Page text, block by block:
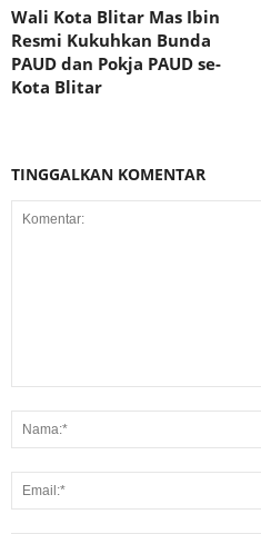
Wali Kota Blitar Mas Ibin
Resmi Kukuhkan Bunda
PAUD dan Pokja PAUD se-
Kota Blitar
TINGGALKAN KOMENTAR